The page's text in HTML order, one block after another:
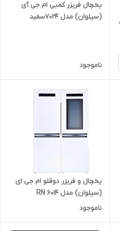
یخچال فریزر کمبی ام جی آی
(سیلوان) مدل 7024سفید
ناموجود
یخچال و فریزر دوقلو ام جی ای
(سیلوان) مدل RN 6014
FN6013_سفید
ناموجود